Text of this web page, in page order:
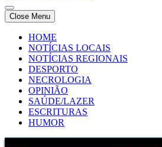
Comercio e Noticias
Notícias e Publicidade Online
Close Menu
HOME
NOTÍCIAS LOCAIS
NOTÍCIAS REGIONAIS
DESPORTO
NECROLOGIA
OPINIÃO
SAÚDE/LAZER
ESCRITURAS
HUMOR